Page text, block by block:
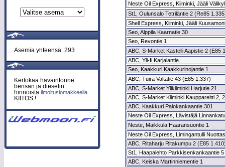
Asemia yhteensä: 293
Kertokaa havaintonne
bensan ja dieselin
hinnoista ilmoituslomakkeella
KIITOS !
Neste Oil Express, Kiiminki, Jääli
St1, Oulunsalo Tetriläntie 2 (Re85
Shell Express, Kiiminki, Jääli
Seo, Alppila Kaarnatie 30
Seo, Revontie 1
ABC, S-Market Kastelli Aapistie 2 (E85
ABC, Yli-Ii Karjalantie
Seo, Kaakkuri Kaakkurinojantie 1
ABC, Tuira Valtatie 43 (E85 1.337)
ABC, S-Market Ylikiiminki Harjutie 21
ABC, S-Market Kiiminki Kauppareitti 2,
ABC, Kaakkuri Palokankaantie 301
Neste Oil Express, Lävistäjä
Neste, Maikkula Haaransuontie 1
Neste Oil Express, Limingantulli
ABC, Ritaharju Ritakumpu 2 (E85
St1, Haapalehto Parkkisenkankaantie 5
ABC, Keiska Martinniementie 1